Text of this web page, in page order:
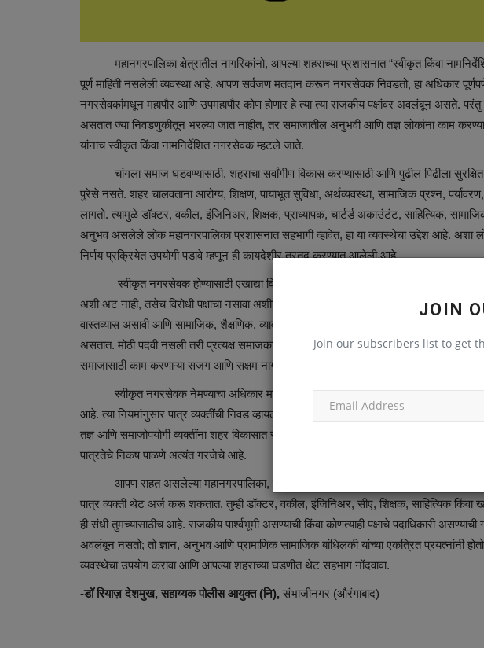
JOIN
Join our subscribers list to get
महानगरपालिका क्षेत्रातील नागरिकांनो, आपल्या शहराच्या प्रशासनात “स्वीकृत किंवा
पूर्ण माहिती नसलेली व्यवस्था आहे. आपण सर्वजण मतदान करून नगरसेवक निवडतो, हा अधिकार
नगरसेवकांमधून महापौर आणि उपमहापौर कोण होणार हे त्या त्या राजकीय पक्षांवर अवलंबून असते. परंतु
असतात ज्या निवडणुकीतून भरल्या जात नाहीत, तर समाजातील अनुभवी आणि तज्ञ लोकांना काम
यांनाच स्वीकृत किंवा नामनिर्देशित नगरसेवक म्हटले जाते.
चांगला समाज घडवण्यासाठी, शहराचा सर्वांगीण विकास करण्यासाठी आणि पुढील पिढीला
पुरेसे नसते. शहर चालवताना आरोग्य, शिक्षण, पायाभूत सुविधा, अर्थव्यवस्था, सामाजिक प्रश्न,
लागतो. त्यामुळे डॉक्टर, वकील, इंजिनिअर, शिक्षक, प्राध्यापक, चार्टर्ड अकाउंटंट, साहित्यिक, सामाजिक
अनुभव असलेले लोक महानगरपालिका प्रशासनात सहभागी व्हावेत, हा या व्यवस्थेचा उद्देश आहे. अशा
निर्णय प्रक्रियेत उपयोगी पडावे म्हणून ही कायदेशीर तरतूद करण्यात आलेली आहे.
स्वीकृत नगरसेवक होण्यासाठी एखाद्या विशिष्ट राजकीय पक्षाशी जोडलेले असणे आवश्यक नाही.
अशी अट नाही, तसेच विरोधी पक्षाचा नसावा अशीही कोणतीही कायदेशीर अट नाही. संबंधित व्यक्ती
वास्तव्यास असावी आणि सामाजिक, शैक्षणिक, व्यावसायिक किंवा सार्वजनिक क्षेत्रात उल्लेखनीय काम
असतात. मोठी पदवी नसली तरी प्रत्यक्ष समाजकार्य उल्लेखनीय असेल तरी व्यक्ती पात्र ठरू शकते.
समाजासाठी काम करणाऱ्या सजग आणि सक्षम नागरिकांसाठी आहे.
स्वीकृत नगरसेवक नेमण्याचा अधिकार महानगरपालिका आयुक्तांकडे असतो आणि यासाठी
आहे. त्या नियमांनुसार पात्र व्यक्तींची निवड व्हायला हवी. हे पद राजकारण्यांचे नातेवाईक, मित्रमंडळी
तज्ञ आणि समाजोपयोगी व्यक्तींना शहर विकासात सहभागी करण्यासाठी आहे, हा शासनाचा स्पष्ट हेतू आहे.
पात्रतेचे निकष पाळणे अत्यंत गरजेचे आहे.
आपण राहत असलेल्या महानगरपालिका, नगरपालिका, जिल्हा परिषद किंवा पंचायत समिती येथे
पात्र व्यक्ती थेट अर्ज करू शकतात. तुम्ही डॉक्टर, वकील, इंजिनिअर, सीए, शिक्षक, साहित्यिक किंवा
ही संधी तुमच्यासाठीच आहे. राजकीय पार्श्वभूमी असण्याची किंवा कोणत्याही पक्षाचे पदाधिकारी
अवलंबून नसतो; तो ज्ञान, अनुभव आणि प्रामाणिक सामाजिक बांधिलकी यांच्या एकत्रित प्रयत्नांनी
व्यवस्थेचा उपयोग करावा आणि आपल्या शहराच्या घडणीत थेट सहभाग नोंदवावा.
-डॉ रियाज़ देशमुख, सहाय्यक पोलीस आयुक्त (नि), संभाजीनगर (औरंगाबाद)